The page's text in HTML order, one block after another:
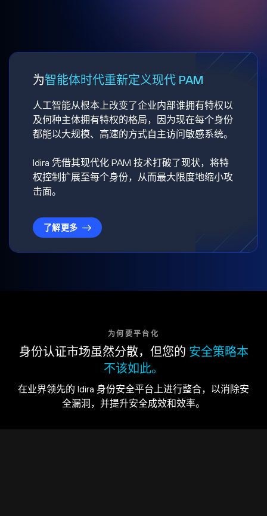
为智能体时代重新定义现代 PAM
人工智能从根本上改变了企业内部谁拥有特权以
及何种主体拥有特权的格局，因为现在每个身份
都能以大规模、高速的方式自主访问敏感系统。
Idira 凭借其现代化 PAM 技术打破了现状，将特
权控制扩展至每个身份，从而最大限度地缩小攻
击面。
了解更多
为何要平台化
身份认证市场虽然分散，但您的 安全策略本
不该如此。
在业界领先的 Idira 身份安全平台上进行整合，以消除安
全漏洞，并提升安全成效和效率。